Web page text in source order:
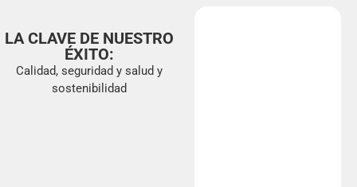
LA CLAVE DE NUESTRO
ÉXITO:
Calidad, seguridad y salud y
sostenibilidad